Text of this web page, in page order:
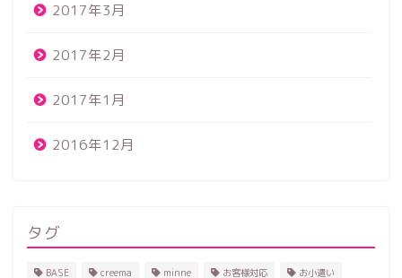
2017年3月
2017年2月
2017年1月
2016年12月
タグ
BASE creema minne お客様対応 お小遣い